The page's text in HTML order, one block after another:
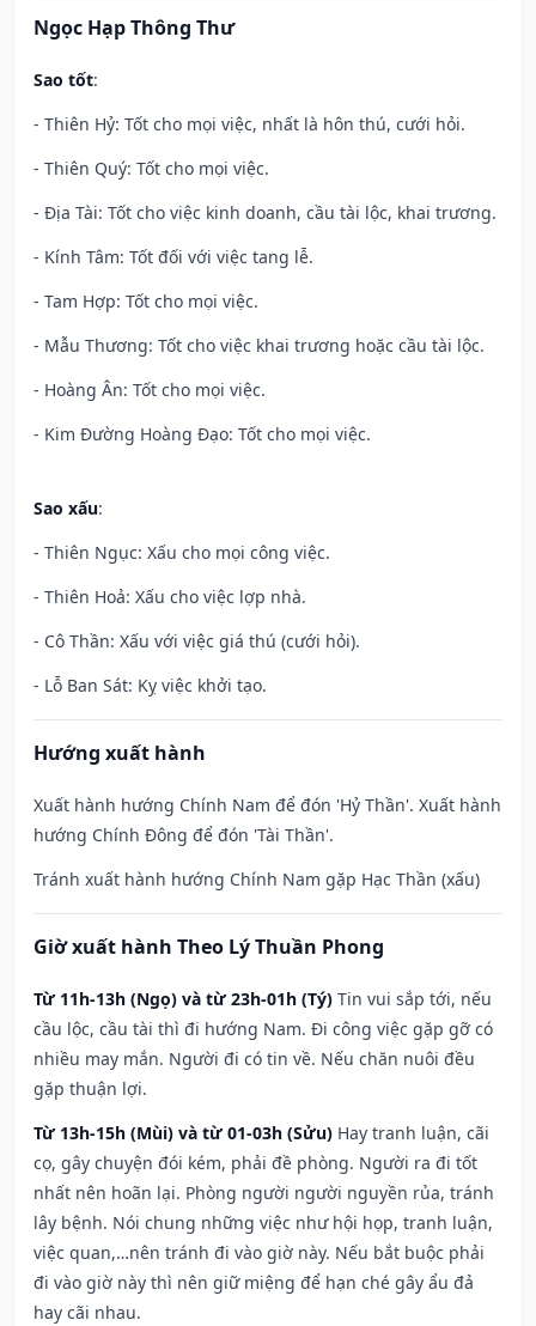
Ngọc Hạp Thông Thư
Sao tốt:
- Thiên Hỷ: Tốt cho mọi việc, nhất là hôn thú, cưới hỏi.
- Thiên Quý: Tốt cho mọi việc.
- Địa Tài: Tốt cho việc kinh doanh, cầu tài lộc, khai trương.
- Kính Tâm: Tốt đối với việc tang lễ.
- Tam Hợp: Tốt cho mọi việc.
- Mẫu Thương: Tốt cho việc khai trương hoặc cầu tài lộc.
- Hoàng Ân: Tốt cho mọi việc.
- Kim Đường Hoàng Đạo: Tốt cho mọi việc.
Sao xấu:
- Thiên Ngục: Xấu cho mọi công việc.
- Thiên Hoả: Xấu cho việc lợp nhà.
- Cô Thần: Xấu với việc giá thú (cưới hỏi).
- Lỗ Ban Sát: Kỵ việc khởi tạo.
Hướng xuất hành
Xuất hành hướng Chính Nam để đón 'Hỷ Thần'. Xuất hành
hướng Chính Đông để đón 'Tài Thần'.
Tránh xuất hành hướng Chính Nam gặp Hạc Thần (xấu)
Giờ xuất hành Theo Lý Thuần Phong
Từ 11h-13h (Ngọ) và từ 23h-01h (Tý) Tin vui sắp tới, nếu
cầu lộc, cầu tài thì đi hướng Nam. Đi công việc gặp gỡ có
nhiều may mắn. Người đi có tin về. Nếu chăn nuôi đều
gặp thuận lợi.
Từ 13h-15h (Mùi) và từ 01-03h (Sửu) Hay tranh luận, cãi
cọ, gây chuyện đói kém, phải đề phòng. Người ra đi tốt
nhất nên hoãn lại. Phòng người người nguyền rủa, tránh
lây bệnh. Nói chung những việc như hội họp, tranh luận,
việc quan,…nên tránh đi vào giờ này. Nếu bắt buộc phải
đi vào giờ này thì nên giữ miệng để hạn ché gây ẩu đả
hay cãi nhau.